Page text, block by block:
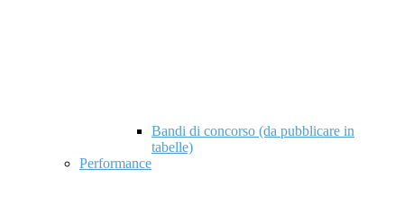
Bandi di concorso (da pubblicare in
tabelle)
Performance